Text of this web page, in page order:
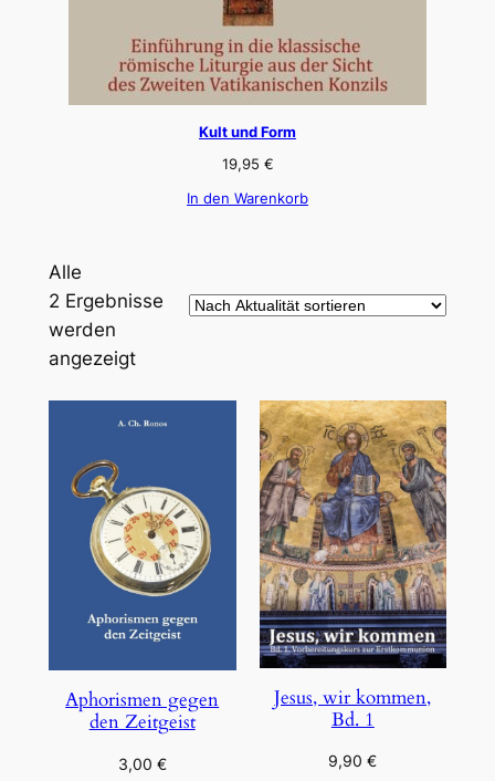
Kult und Form
19,95 €
In den Warenkorb
Alle
2 Ergebnisse
werden
angezeigtNach
Aphorismen gegen
den Zeitgeist
3,00 €
Jesus, wir kommen,
Bd. 1
9,90€